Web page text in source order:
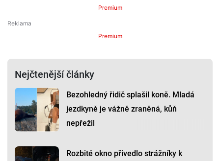
Premium
Premium
Nejčtenější články
Bezohledný řidič splašil koně. Mladá
jezdkyně je vážně zraněná, kůň
nepřežil
Rozbité okno přivedlo strážníky k